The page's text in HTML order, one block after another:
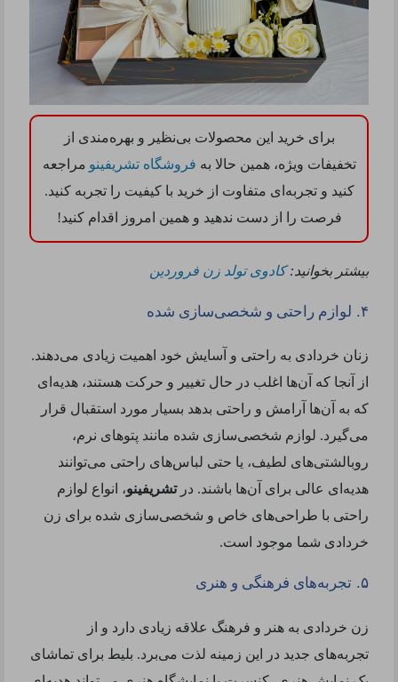
برای خرید این محصولات بی‌نظیر و بهره‌مندی از
تخفیفات ویژه، همین حالا به فروشگاه تشریفینو مراجعه
کنید و تجربه‌ای متفاوت از خرید با کیفیت را تجربه کنید.
فرصت را از دست ندهید و همین امروز اقدام کنید!
بیشتر بخوانید:کادوی تولد زن فروردین
۴. لوازم راحتی و شخصی‌سازی شده
زنان خردادی به راحتی و آسایش خود اهمیت زیادی می‌دهند.
از آنجا که آن‌ها اغلب در حال تغییر و حرکت هستند، هدیه‌ای
که به آن‌ها آرامش و راحتی بدهد بسیار مورد استقبال قرار
می‌گیرد. لوازم شخصی‌سازی شده مانند پتوهای نرم،
روبالشتی‌های لطیف، یا حتی لباس‌های راحتی می‌توانند
هدیه‌ای عالی برای آن‌ها باشند. درتشریفینو، انواع لوازم
راحتی با طراحی‌های خاص و شخصی‌سازی شده برای زن
خردادی شما موجود است.
۵. تجربه‌های فرهنگی و هنری
زن خردادی به هنر و فرهنگ علاقه زیادی دارد و از
تجربه‌های جدید در این زمینه لذت می‌برد. بلیط برای تماشای